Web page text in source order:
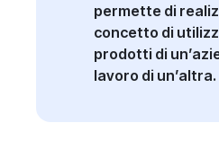
permette di
concetto di
prodotti di
lavoro di un’altra.